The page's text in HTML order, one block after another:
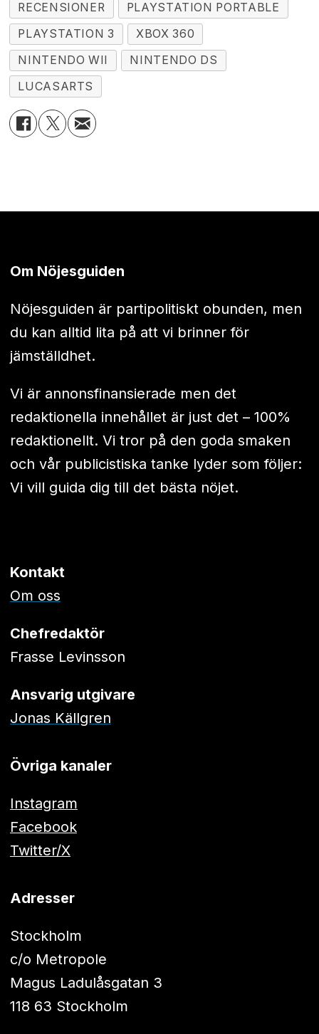
RECENSIONER
PLAYSTATION PORTABLE
PLAYSTATION 3
XBOX 360
NINTENDO WII
NINTENDO DS
LUCASARTS
Om Nöjesguiden
Nöjesguiden är partipolitiskt obunden, men
du kan alltid lita på att vi brinner för
jämställdhet.
Vi är annonsfinansierade men det
redaktionella innehållet är just det – 100%
redaktionellt. Vi tror på den goda smaken
och vår publicistiska tanke lyder som följer:
Vi vill guida dig till det bästa nöjet.
Kontakt
Om oss
Chefredaktör
Frasse Levinsson
Ansvarig utgivare
Jonas Källgren
Övriga kanaler
Instagram
Facebook
Twitter/X
Adresser
Stockholm
c/o Metropole
Magus Ladulåsgatan 3
118 63 Stockholm